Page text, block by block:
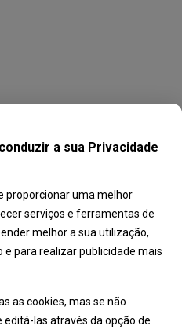
a sua Privacidade
proporcionar uma melhor
serviços e ferramentas de
melhor a sua utilização,
para realizar publicidade mais
as cookies, mas se não
las através da opção de